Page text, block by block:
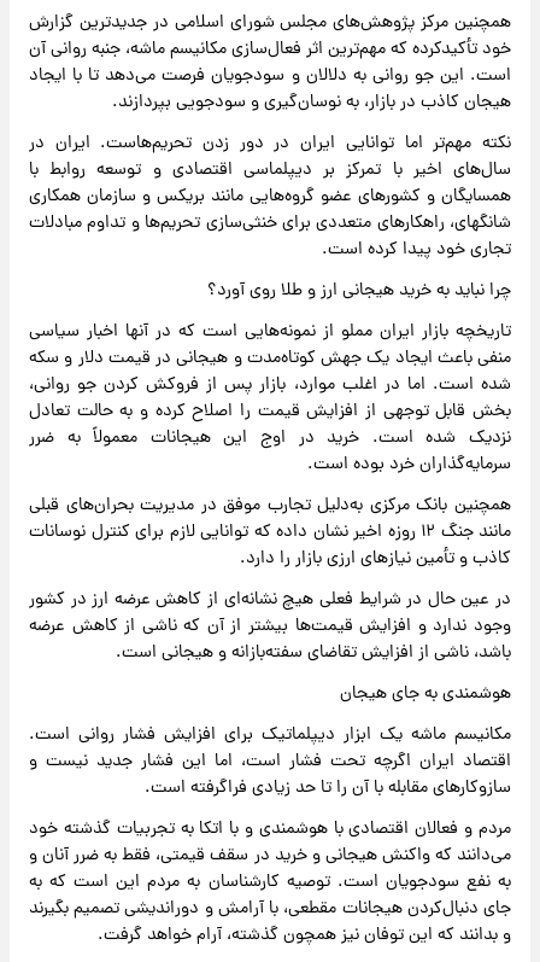
همچنین مرکز پژوهش‌های مجلس شورای اسلامی در جدیدترین گزارش
خود تأکیدکرده که مهم‌ترین اثر فعال‌سازی مکانیسم ماشه، جنبه روانی آن
است. این جو روانی به دلالان و سودجویان فرصت می‌دهد تا با ایجاد
هیجان کاذب در بازار، به نوسان‌گیری و سودجویی بپردازند.
نکته مهم‌تر اما توانایی ایران در دور زدن تحریم‌هاست. ایران در
سال‌های اخیر با تمرکز بر دیپلماسی اقتصادی و توسعه روابط با
همسایگان و کشورهای عضو گروه‌هایی مانند بریکس و سازمان همکاری
شانگهای، راهکارهای متعددی برای خنثی‌سازی تحریم‌ها و تداوم مبادلات
تجاری خود پیدا کرده است.
چرا نباید به خرید هیجانی ارز و طلا روی آورد؟
تاریخچه بازار ایران مملو از نمونه‌هایی است که در آنها اخبار سیاسی
منفی باعث ایجاد یک جهش کوتاه‌مدت و هیجانی در قیمت دلار و سکه
شده است. اما در اغلب موارد، بازار پس از فروکش کردن جو روانی،
بخش قابل توجهی از افزایش قیمت را اصلاح کرده و به حالت تعادل
نزدیک شده است. خرید در اوج این هیجانات معمولاً به ضرر
سرمایه‌گذاران خرد بوده است.
همچنین بانک مرکزی به‌دلیل تجارب موفق در مدیریت بحران‌های قبلی
مانند جنگ ۱۲ روزه اخیر نشان داده که توانایی لازم برای کنترل نوسانات
کاذب و تأمین نیازهای ارزی بازار را دارد.
در عین حال در شرایط فعلی هیچ نشانه‌ای از کاهش عرضه ارز در کشور
وجود ندارد و افزایش قیمت‌ها بیشتر از آن که ناشی از کاهش عرضه
باشد، ناشی از افزایش تقاضای سفته‌بازانه و هیجانی است.
هوشمندی به جای هیجان
مکانیسم ماشه یک ابزار دیپلماتیک برای افزایش فشار روانی است.
اقتصاد ایران اگرچه تحت فشار است، اما این فشار جدید نیست و
سازوکارهای مقابله با آن را تا حد زیادی فراگرفته است.
مردم و فعالان اقتصادی با هوشمندی و با اتکا به تجربیات گذشته خود
می‌دانند که واکنش هیجانی و خرید در سقف قیمتی، فقط به ضرر آنان و
به نفع سودجویان است. توصیه کارشناسان به مردم این است که به
جای دنبال‌کردن هیجانات مقطعی، با آرامش و دوراندیشی تصمیم بگیرند
و بدانند که این توفان نیز همچون گذشته، آرام خواهد گرفت.